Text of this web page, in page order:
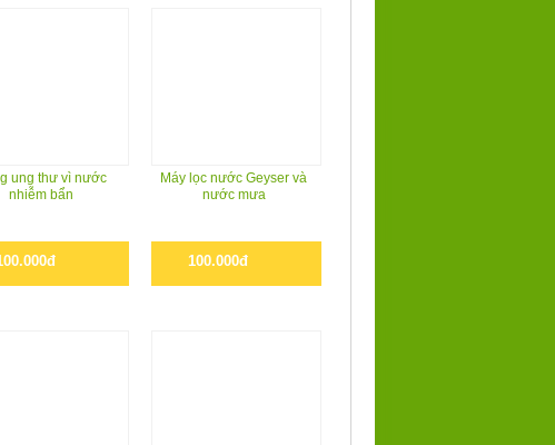
ung thư vì nước
nhiễm bẩn
Máy lọc nước Geyser và
nước mưa
100.000đ